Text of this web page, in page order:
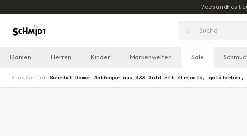
⌕
Damen Herren Kinder Markenwelten Sale
Shop›Schmidt ›Schmidt Damen Anhänger aus 333 Gold mit Zirkonia,